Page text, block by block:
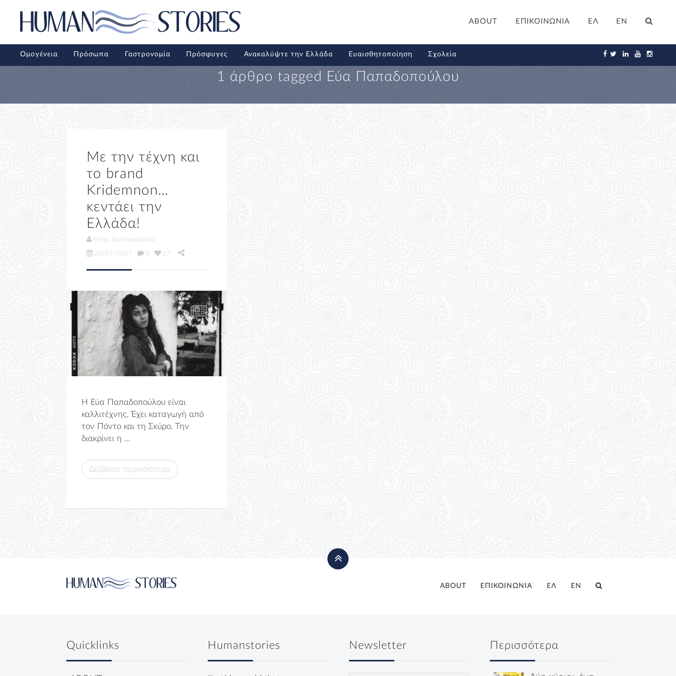
ABOUT ΕΠΙΚΟΙΝΩΝΙΑ ΕΛ EN
Ομογένεια Πρόσωπα Γαστρονομία Πρόσφυγες Ανακαλύψτε την Ελλάδα Ευαισθητοποίηση Σχολεία
1 άρθρο tagged Εύα Παπαδοπούλου
Με την τέχνη και
το brand
Kridemnon…
κεντάει την
Ελλάδα!
Μάχη Χριστοφορίδου
20/07/2017
0 17
Η Εύα Παπαδοπούλου είναι
καλλιτέχνης. Έχει καταγωγή από
τον Πόντο και τη Σκύρο. Την
διακρίνει η ...
Διάβασε περισσότερα
ABOUT ΕΠΙΚΟΙΝΩΝΙΑ ΕΛ EN
Quicklinks Humanstories Newsletter Περισσότερα